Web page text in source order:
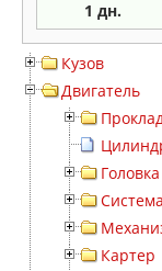
1 дн.
Кузов
Двигатель
Картер